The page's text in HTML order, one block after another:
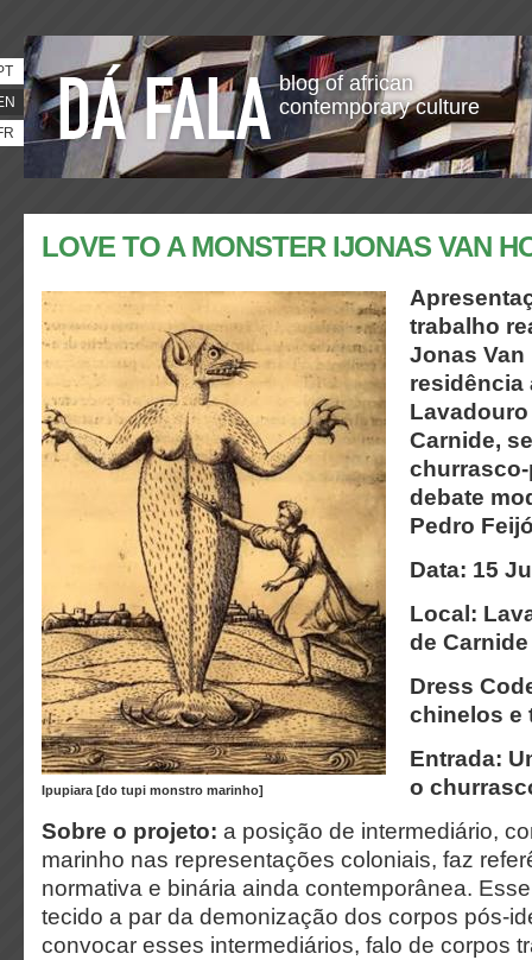
blog of african
contemporary culture
LOVE TO A MONSTER IJONAS VAN
Ipupiara [do tupi monstro marinho]
trabalho
Jonas Van
residência
Carnide,
debate
Pedro
Data: 15
Local:
de Carnide
Dress
chinelos e
Entrada:
o
Sobre o projeto: a posição de intermediário,
marinho nas representações coloniais, faz
normativa e binária ainda contemporânea.
tecido a par da demonização dos corpos pós-
convocar esses intermediários, falo de corpos